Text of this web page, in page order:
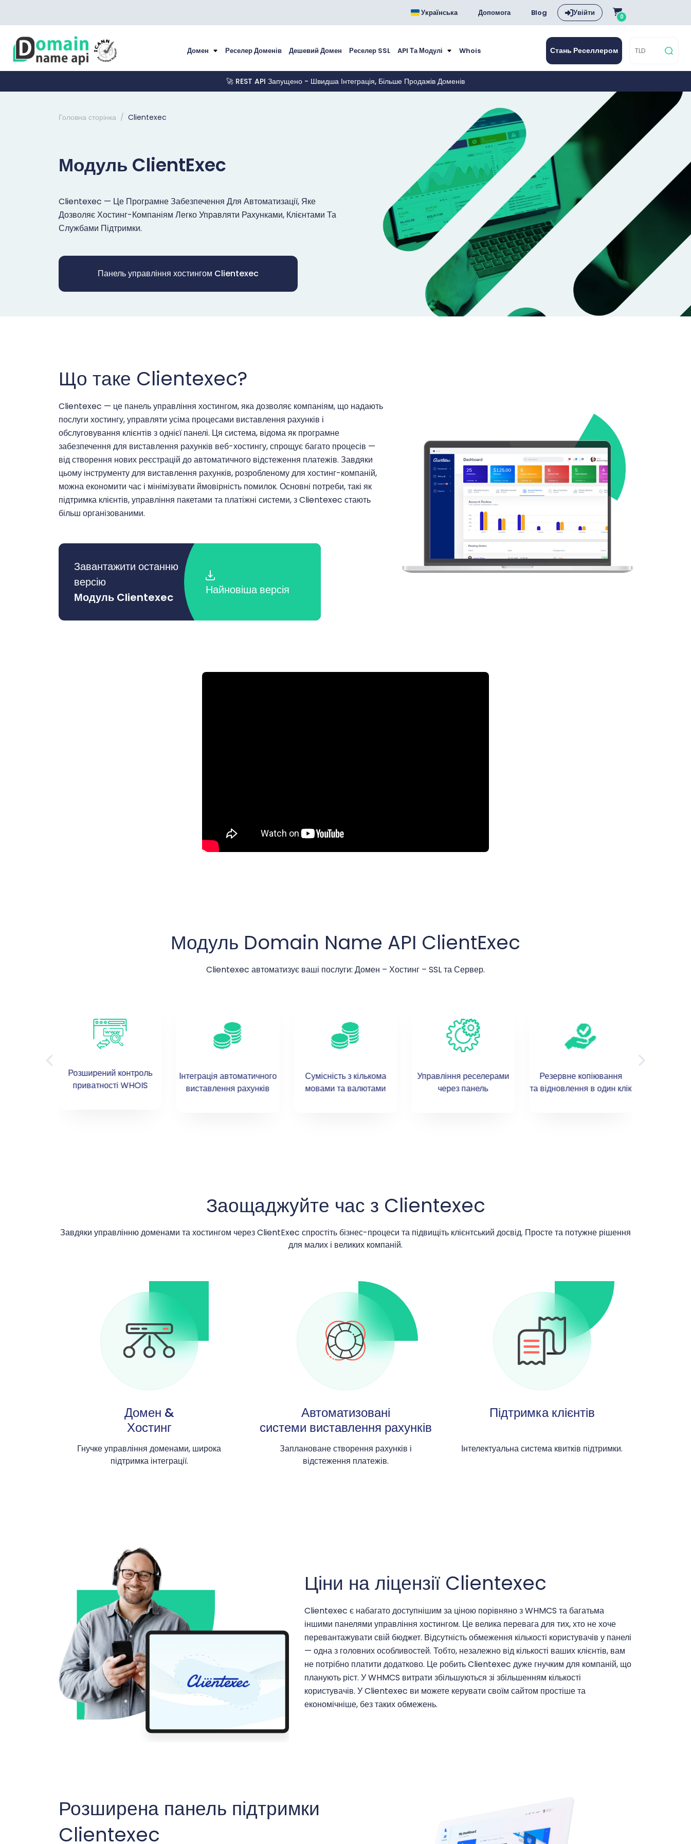
Українська Допомога Blog Увійти 0
Домен Реселер Доменів Дешевий Домен Реселер SSL API Та Модулі Whois Стань Реселлером
🚀 REST API Запущено - Швидша Інтеграція, Більше Продажів Доменів
Головна сторінка Clientexec
Модуль ClientExec
Clientexec — Це Програмне Забезпечення Для Автоматизації, Яке
Дозволяє Хостинг-Компаніям Легко Управляти Рахунками, Клієнтами Та
Службами Підтримки.
Панель управління хостингом Clientexec
Що таке Clientexec?
Clientexec — це панель управління хостингом, яка дозволяє компаніям, що надають
послуги хостингу, управляти усіма процесами виставлення рахунків і
обслуговування клієнтів з однієї панелі. Ця система, відома як програмне
забезпечення для виставлення рахунків веб-хостингу, спрощує багато процесів —
від створення нових реєстрацій до автоматичного відстеження платежів. Завдяки
цьому інструменту для виставлення рахунків, розробленому для хостинг-компаній,
можна економити час і мінімізувати ймовірність помилок. Основні потреби, такі як
підтримка клієнтів, управління пакетами та платіжні системи, з Clientexec стають
більш організованими.
Завантажити останню
версію
Модуль Clientexec
Найновіша версія
Модуль Domain Name API ClientExec
Clientexec автоматизує ваші послуги: Домен – Хостинг – SSL та Сервер.
Розширений контроль
приватності WHOIS
Інтеграція автоматичного
виставлення рахунків
Сумісність з кількома
мовами та валютами
Управління реселерами
через панель
Резервне копіювання
та відновлення в один клік
Заощаджуйте час з Clientexec
Завдяки управлінню доменами та хостингом через ClientExec спростіть бізнес-процеси та підвищіть клієнтський досвід. Просте та потужне рішення
для малих і великих компаній.
Домен &
Хостинг
Гнучке управління доменами, широка
підтримка інтеграції.
Автоматизовані
системи виставлення рахунків
Заплановане створення рахунків і
відстеження платежів.
Підтримка клієнтів
Інтелектуальна система квитків підтримки.
Ціни на ліцензії Clientexec
Clientexec є набагато доступнішим за ціною порівняно з WHMCS та багатьма
іншими панелями управління хостингом. Це велика перевага для тих, хто не хоче
перевантажувати свій бюджет. Відсутність обмеження кількості користувачів у панелі
— одна з головних особливостей. Тобто, незалежно від кількості ваших клієнтів, вам
не потрібно платити додатково. Це робить Clientexec дуже гнучким для компаній, що
планують ріст. У WHMCS витрати збільшуються зі збільшенням кількості
користувачів. У Clientexec ви можете керувати своїм сайтом простіше та
економічніше, без таких обмежень.
Розширена панель підтримки
Clientexec